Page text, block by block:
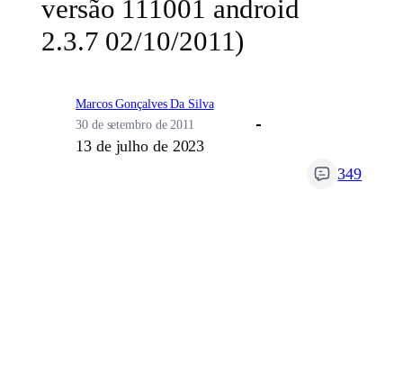
versão 111001 android
2.3.7 02/10/2011)
Marcos Gonçalves Da Silva
30 de setembro de 2011
13 de julho de 2023
349